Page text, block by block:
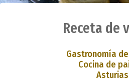
Receta de
Gastronomía
Cocina de
Asturias